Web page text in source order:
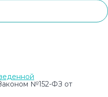
№152-ФЗ от